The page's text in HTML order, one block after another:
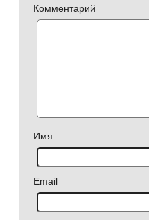
Комментарий
Имя
Email